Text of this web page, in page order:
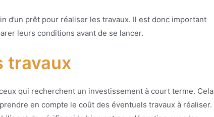
d’un prêt pour réaliser les travaux. Il est donc important
leurs conditions avant de se lancer.
travaux
qui recherchent un investissement à court terme. Cela
en compte le coût des éventuels travaux à réaliser.